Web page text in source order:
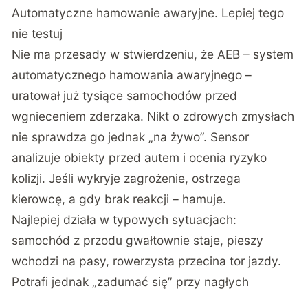
Automatyczne hamowanie awaryjne. Lepiej tego
nie testuj
Nie ma przesady w stwierdzeniu, że AEB – system
automatycznego hamowania awaryjnego –
uratował już tysiące samochodów przed
wgnieceniem zderzaka. Nikt o zdrowych zmysłach
nie sprawdza go jednak „na żywo”. Sensor
analizuje obiekty przed autem i ocenia ryzyko
kolizji. Jeśli wykryje zagrożenie, ostrzega
kierowcę, a gdy brak reakcji – hamuje.
Najlepiej działa w typowych sytuacjach:
samochód z przodu gwałtownie staje, pieszy
wchodzi na pasy, rowerzysta przecina tor jazdy.
Potrafi jednak „zadumać się” przy nagłych